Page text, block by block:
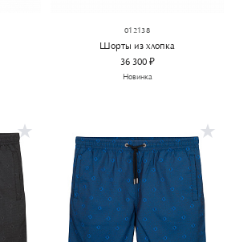
012138
Шорты из хлопка
36 300 ₽
Новинка